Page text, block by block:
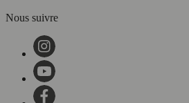
Nous suivre